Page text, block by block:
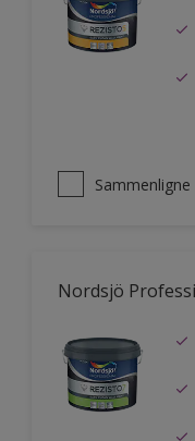
Sammenligne
Nordsjö